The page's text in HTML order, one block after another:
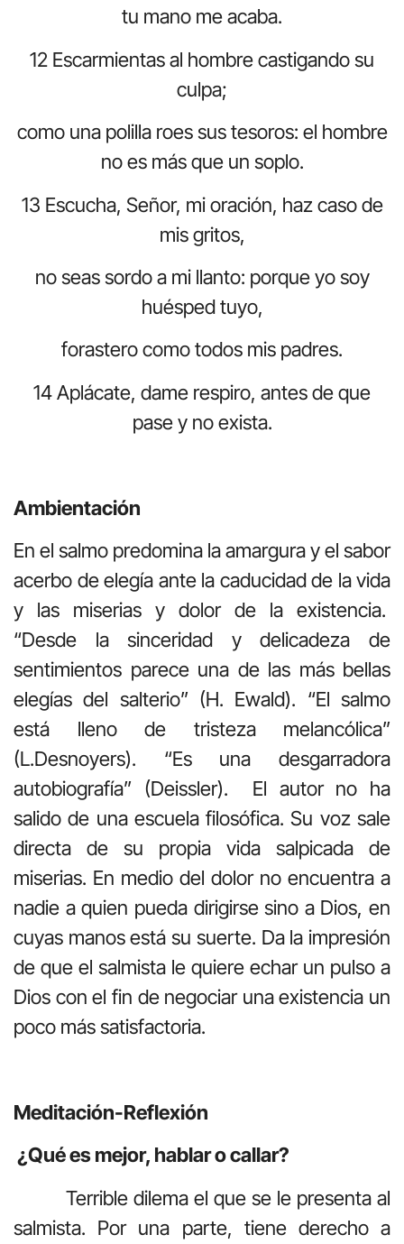
tu mano me acaba.
12 Escarmientas al hombre castigando su
culpa;
como una polilla roes sus tesoros: el hombre
no es más que un soplo.
13 Escucha, Señor, mi oración, haz caso de
mis gritos,
no seas sordo a mi llanto: porque yo soy
huésped tuyo,
forastero como todos mis padres.
14 Aplácate, dame respiro, antes de que
pase y no exista.
Ambientación
En el salmo predomina la amargura y el sabor
acerbo de elegía ante la caducidad de la vida
y las miserias y dolor de la existencia.
“Desde la sinceridad y delicadeza de
sentimientos parece una de las más bellas
elegías del salterio” (H. Ewald). “El salmo
está lleno de tristeza melancólica”
(L.Desnoyers). “Es una desgarradora
autobiografía” (Deissler). El autor no ha
salido de una escuela filosófica. Su voz sale
directa de su propia vida salpicada de
miserias. En medio del dolor no encuentra a
nadie a quien pueda dirigirse sino a Dios, en
cuyas manos está su suerte. Da la impresión
de que el salmista le quiere echar un pulso a
Dios con el fin de negociar una existencia un
poco más satisfactoria.
Meditación-Reflexión
¿Qué es mejor, hablar o callar?
Terrible dilema el que se le presenta al
salmista. Por una parte, tiene derecho a